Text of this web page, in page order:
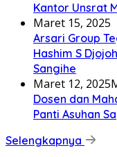
Kantor Unsrat
Maret 15, 2025
Arsari Group
Hashim S
Sangihe
Maret 12, 2025
Dosen dan
Panti Asuhan
Selengkapnya